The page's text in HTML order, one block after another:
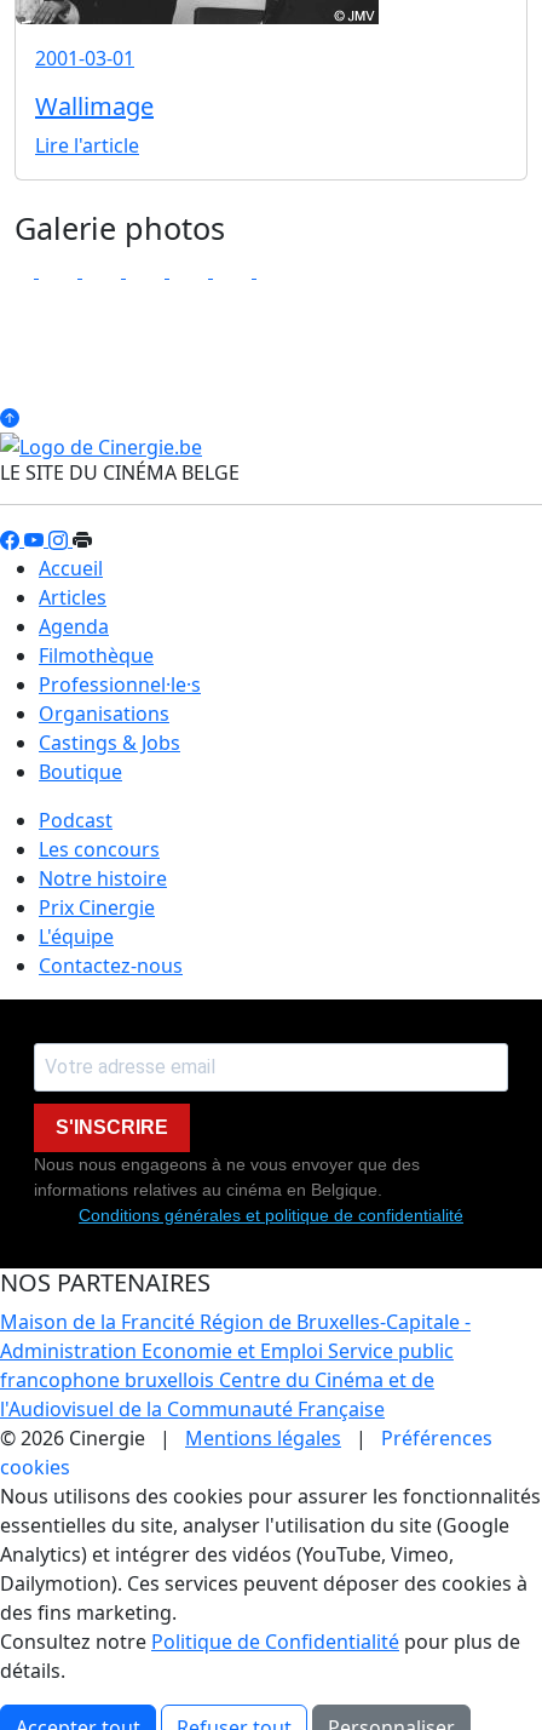
2001-03-01
Wallimage
Lire l'article
Galerie photos
LE SITE DU CINÉMA BELGE
Accueil
Articles
Agenda
Filmothèque
Professionnel·le·s
Organisations
Castings & Jobs
Boutique
Podcast
Les concours
Notre histoire
Prix Cinergie
L'équipe
Contactez-nous
S'INSCRIRE
Nous nous engageons à ne vous envoyer que des
informations relatives au cinéma en Belgique.
Conditions générales et politique de confidentialité
NOS PARTENAIRES
Maison de la Francité Région de Bruxelles-Capitale -
Administration Economie et Emploi Service public
francophone bruxellois Centre du Cinéma et de
l'Audiovisuel de la Communauté Française
© 2026 Cinergie | Mentions légales | Préférences
cookies
Gestion des Cookies
Nous utilisons des cookies pour assurer les fonctionnalités
essentielles du site, analyser l'utilisation du site (Google
Analytics) et intégrer des vidéos (YouTube, Vimeo,
Dailymotion). Ces services peuvent déposer des cookies à
des fins marketing.
Consultez notre Politique de Confidentialité pour plus de
détails.